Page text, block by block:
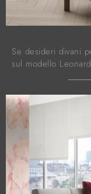
Se desideri divani
sul modello